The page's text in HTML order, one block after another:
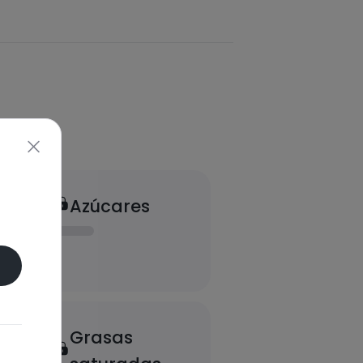
Azúcares
Grasas